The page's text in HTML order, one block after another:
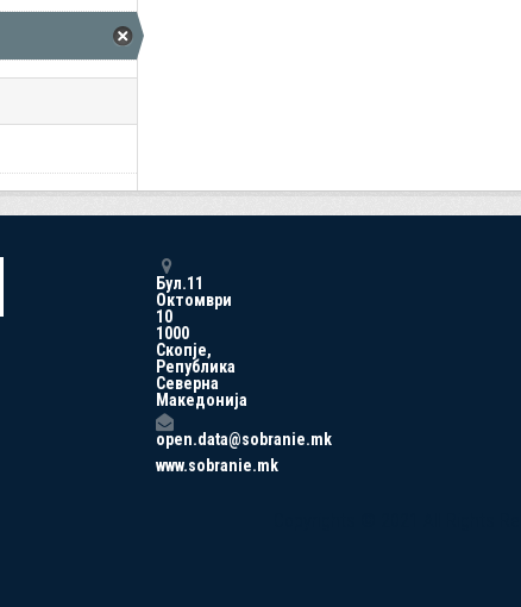
Бул.11
Октомври
10
1000
Скопје,
Република
Северна
Македонија
open.data@sobranie.mk
www.sobranie.mk